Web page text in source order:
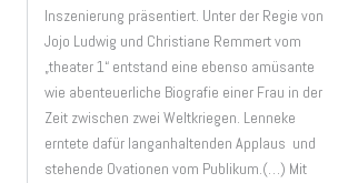
Inszenierung präsentiert. Unter der Regie von
Jojo Ludwig und Christiane Remmert vom
„theater 1“ entstand eine ebenso amüsante
wie abenteuerliche Biografie einer Frau in der
Zeit zwischen zwei Weltkriegen. Lenneke
erntete dafür langanhaltenden Applaus und
stehende Ovationen vom Publikum.(…) Mit